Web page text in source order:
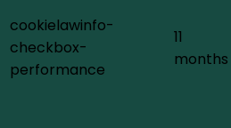
cookielawinfo-
checkbox-
performance
11
months